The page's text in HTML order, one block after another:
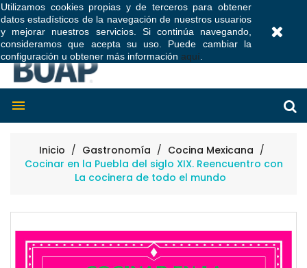
Utilizamos cookies propias y de terceros para obtener
datos estadísticos de la navegación de nuestros usuarios
y mejorar nuestros servicios. Si continúa navegando,
consideramos que acepta su uso. Puede cambiar la
configuración u obtener más información aquí

Inicio Gastronomía
Cocina Mexicana
Cocinar en la Puebla del siglo XIX. Reencuentro con
La cocinera de todo el mundo